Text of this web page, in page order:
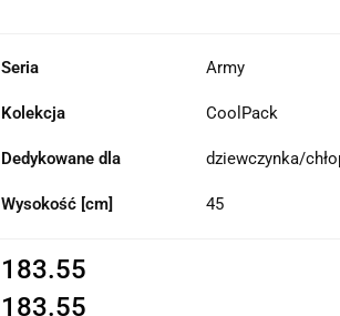
Seria Army
Kolekcja CoolPack
Dedykowane dla dziewczynka/
Wysokość [cm] 45
183.55
183.55